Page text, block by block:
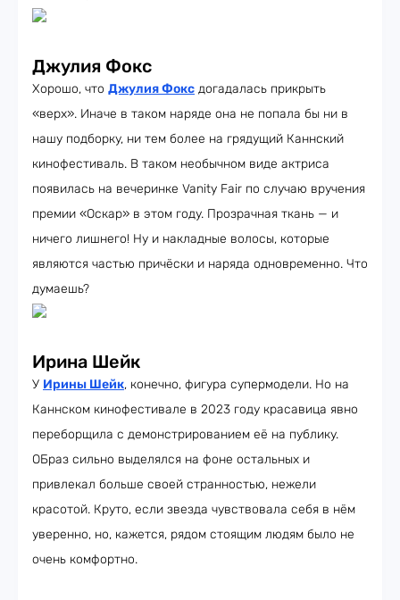
Джулия Фокс
Хорошо, что Джулия Фокс догадалась прикрыть
«верх». Иначе в таком наряде она не попала бы ни в
нашу подборку, ни тем более на грядущий Каннский
кинофестиваль. В таком необычном виде актриса
появилась на вечеринке Vanity Fair по случаю вручения
премии «Оскар» в этом году. Прозрачная ткань — и
ничего лишнего! Ну и накладные волосы, которые
являются частью причёски и наряда одновременно. Что
думаешь?
Ирина Шейк
У Ирины Шейк, конечно, фигура супермодели. Но на
Каннском кинофестивале в 2023 году красавица явно
переборщила с демонстрированием её на публику.
ОБраз сильно выделялся на фоне остальных и
привлекал больше своей странностью, нежели
красотой. Круто, если звезда чувствовала себя в нём
уверенно, но, кажется, рядом стоящим людям было не
очень комфортно.